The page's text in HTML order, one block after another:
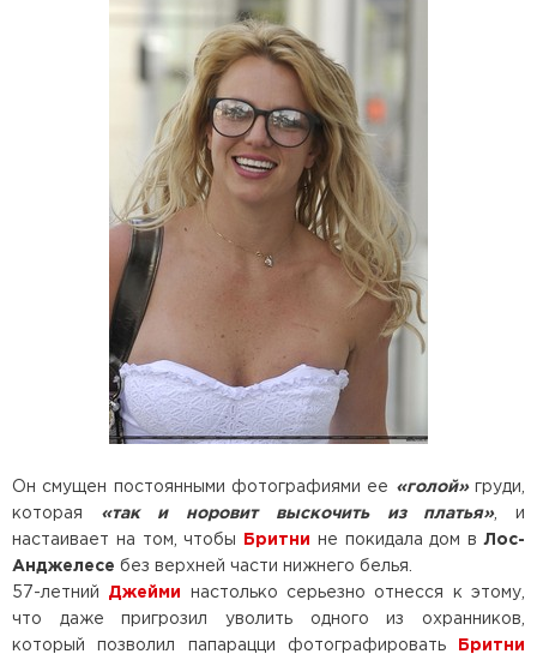
Он смущен постоянными фотографиями ее «голой»груди,
которая
«так и норовит выскочить из платья», и
настаивает на том, чтобы
Бритни не покидала дом вЛос-
Анджелесе без верхней части нижнего белья.
57-летний Джейми
настолько серьезно отнесся к этому,
что даже пригрозил уволить одного из охранников,
который позволил папарацци фотографировать
Бритни